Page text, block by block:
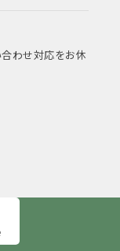
わせ対応をお休